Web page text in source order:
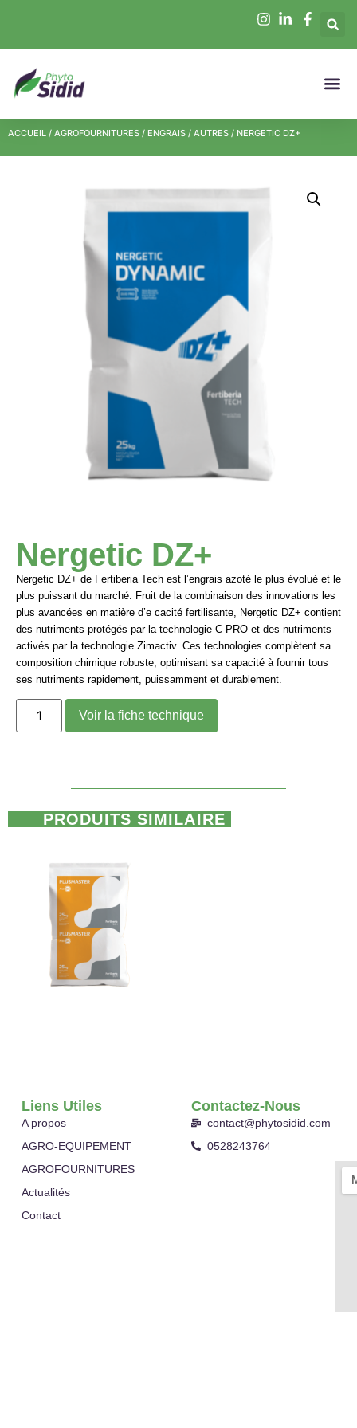
ACCUEIL / AGROFOURNITURES / ENGRAIS / AUTRES / NERGETIC DZ+
Nergetic DZ+
Nergetic DZ+ de Fertiberia Tech est l’engrais azoté le plus évolué et le
plus puissant du marché. Fruit de la combinaison des innovations les
plus avancées en matière d’e cacité fertilisante, Nergetic DZ+ contient
des nutriments protégés par la technologie C-PRO et des nutriments
activés par la technologie Zimactiv. Ces technologies complètent sa
composition chimique robuste, optimisant sa capacité à fournir tous
ses nutriments rapidement, puissamment et durablement.
Voir la fiche technique
PRODUITS SIMILAIRE
Liens Utiles
A propos
AGRO-EQUIPEMENT
AGROFOURNITURES
Actualités
Contact
Contactez-Nous
contact@phytosidid.com
0528243764